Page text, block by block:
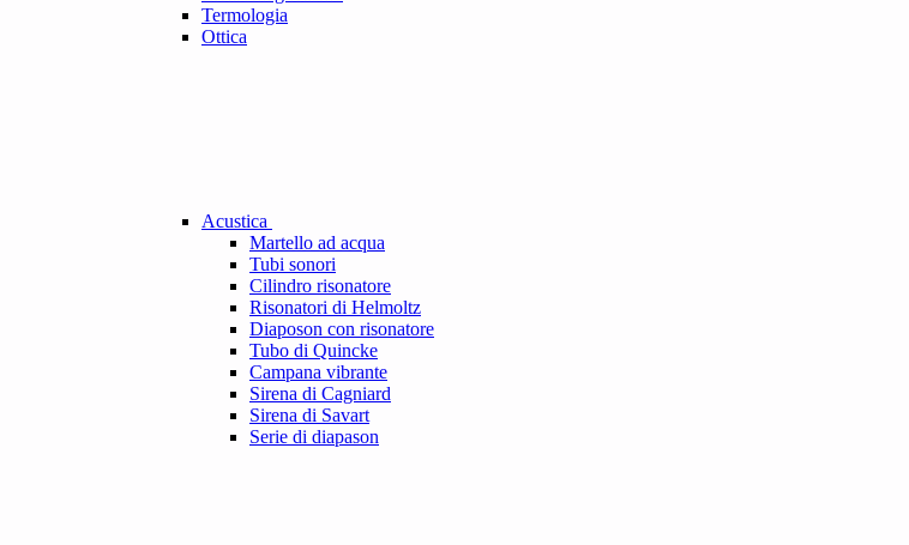
Termologia
Ottica
Acustica
Martello ad acqua
Tubi sonori
Cilindro risonatore
Risonatori di Helmoltz
Diaposon con risonatore
Tubo di Quincke
Campana vibrante
Sirena di Cagniard
Sirena di Savart
Serie di diapason